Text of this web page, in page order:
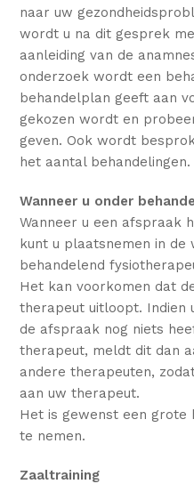
naar uw
wordt u na dit gesprek
aanleiding van de
onderzoek wordt een
behandelplan geeft aan
gekozen wordt en
geven. Ook wordt
het aantal behandelingen.
Wanneer u onder
Wanneer u een afspraak
kunt u plaatsnemen in de
behandelend
Het kan voorkomen dat
therapeut uitloopt. Indien
de afspraak nog niets
therapeut, meldt dit dan
andere therapeuten,
aan uw therapeut.
Het is gewenst een grote
te nemen.
Zaaltraining